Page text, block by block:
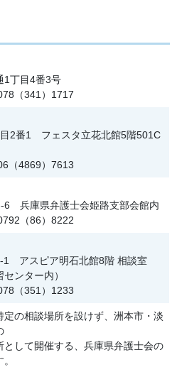
1丁目4番3号
（341）1717
目2番1 フェスタ立花北館5階501C
（4869）7613
6 兵庫県弁護士会姫路支部会館内
（86）8222
1 アスピア明石北館8階 相談室
センター内）
（351）1233
の相談場所を設けず、洲本市・淡
として開催する、兵庫県弁護士会の